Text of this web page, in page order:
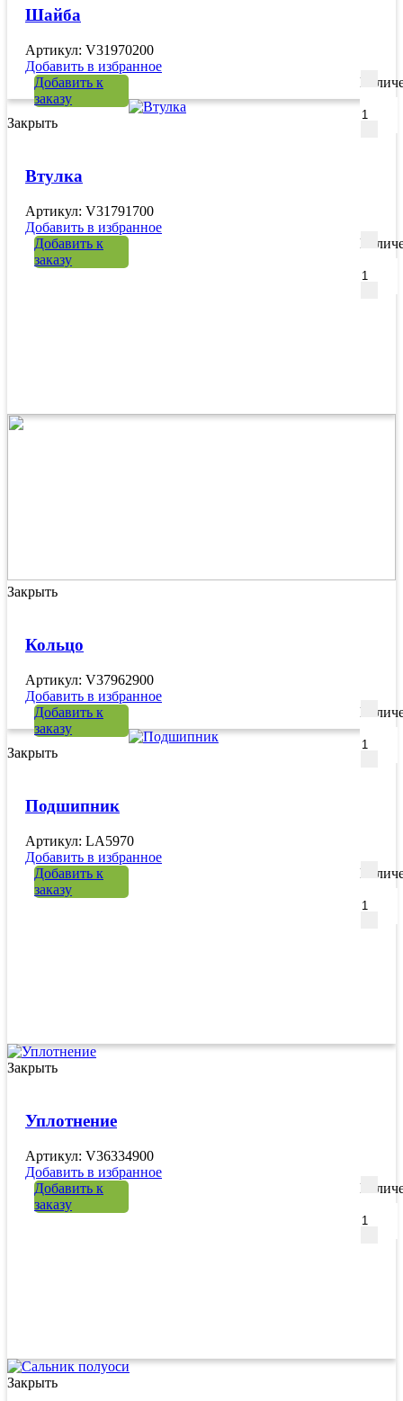
Шайба
Артикул: V31970200
Добавить в избранное
Добавить к
заказу
Закрыть
Втулка
Артикул: V31791700
Добавить в избранное
Добавить к
заказу
Закрыть
Кольцо
Артикул: V37962900
Добавить в избранное
Добавить к
заказу
Закрыть
Подшипник
Артикул: LA5970
Добавить в избранное
Добавить к
заказу
Закрыть
Уплотнение
Артикул: V36334900
Добавить в избранное
Добавить к
заказу
Закрыть